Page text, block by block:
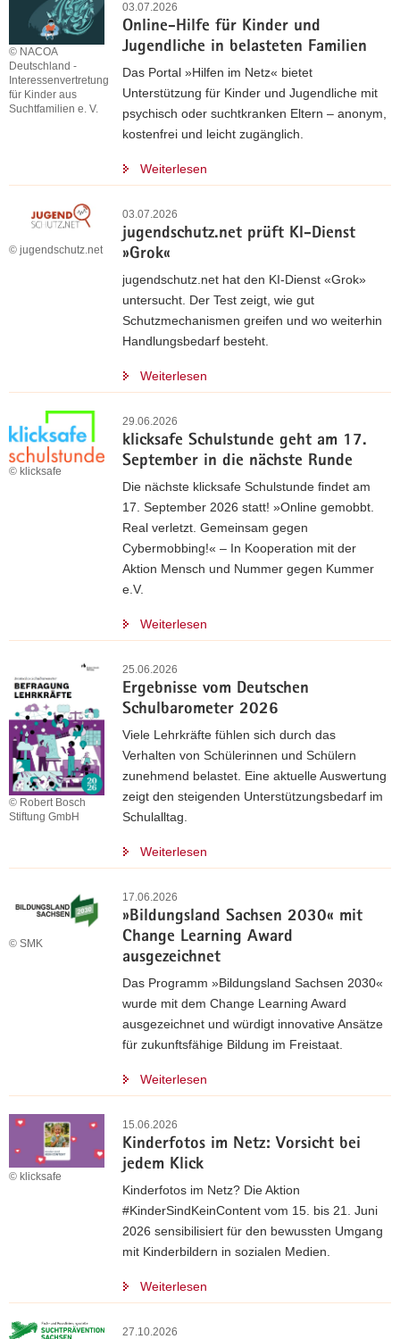
03.07.2026
Online-Hilfe für Kinder und
Jugendliche in belasteten Familien
© NACOA
Deutschland -
Interessenvertretung
für Kinder aus
Suchtfamilien e. V.
Das Portal »Hilfen im Netz« bietet
Unterstützung für Kinder und Jugendliche mit
psychisch oder suchtkranken Eltern – anonym,
kostenfrei und leicht zugänglich.
Weiterlesen
03.07.2026
jugendschutz.net prüft KI-Dienst
»Grok«
© jugendschutz.net
jugendschutz.net hat den KI-Dienst «Grok»
untersucht. Der Test zeigt, wie gut
Schutzmechanismen greifen und wo weiterhin
Handlungsbedarf besteht.
Weiterlesen
29.06.2026
klicksafe Schulstunde geht am 17.
September in die nächste Runde
© klicksafe
Die nächste klicksafe Schulstunde findet am
17. September 2026 statt! »Online gemobbt.
Real verletzt. Gemeinsam gegen
Cybermobbing!« – In Kooperation mit der
Aktion Mensch und Nummer gegen Kummer
e.V.
Weiterlesen
25.06.2026
Ergebnisse vom Deutschen
Schulbarometer 2026
© Robert Bosch
Stiftung GmbH
Viele Lehrkräfte fühlen sich durch das
Verhalten von Schülerinnen und Schülern
zunehmend belastet. Eine aktuelle Auswertung
zeigt den steigenden Unterstützungsbedarf im
Schulalltag.
Weiterlesen
17.06.2026
»Bildungsland Sachsen 2030« mit
Change Learning Award
ausgezeichnet
© SMK
Das Programm »Bildungsland Sachsen 2030«
wurde mit dem Change Learning Award
ausgezeichnet und würdigt innovative Ansätze
für zukunftsfähige Bildung im Freistaat.
Weiterlesen
15.06.2026
Kinderfotos im Netz: Vorsicht bei
jedem Klick
© klicksafe
Kinderfotos im Netz? Die Aktion
#KinderSindKeinContent vom 15. bis 21. Juni
2026 sensibilisiert für den bewussten Umgang
mit Kinderbildern in sozialen Medien.
Weiterlesen
27.10.2026